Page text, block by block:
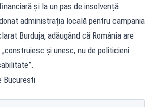
și la un pas de insolvență.
administrația locală pentru campania
Burduja, adăugând că România are
și unesc, nu de politicieni
Bucuresti